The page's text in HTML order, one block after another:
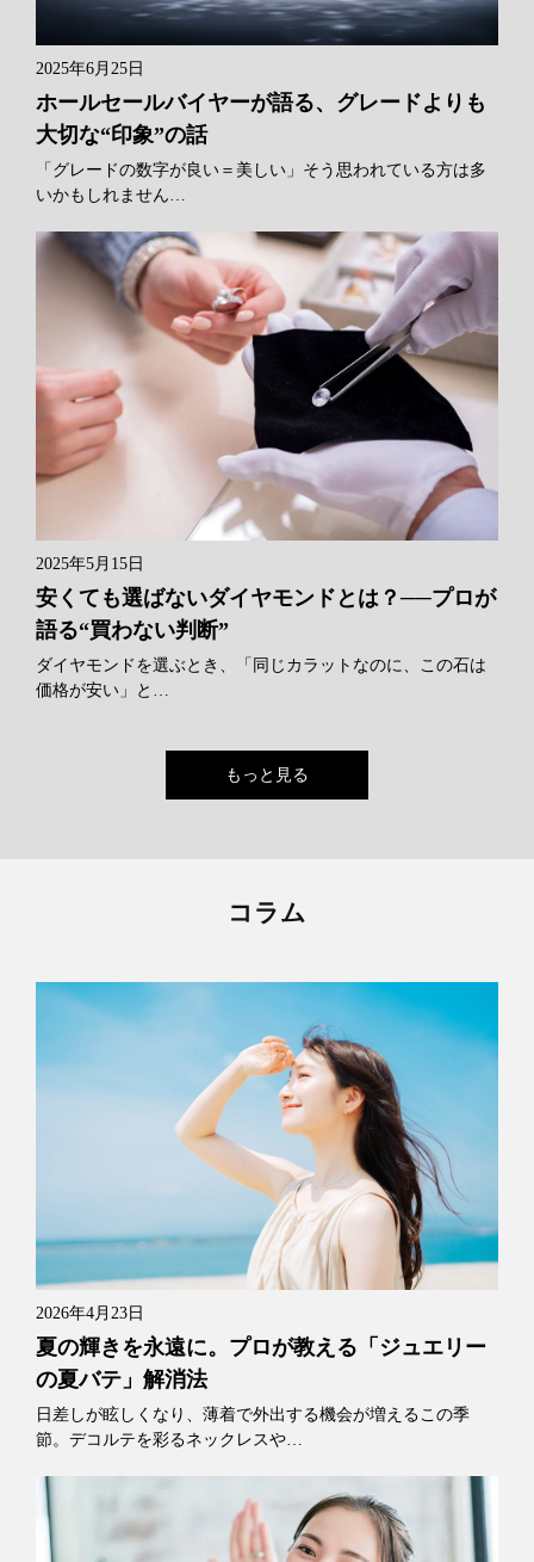
2025年6月25日
ホールセールバイヤーが語る、グレードよりも
大切な“印象”の話
「グレードの数字が良い＝美しい」そう思われている方は多
いかもしれません…
2025年5月15日
安くても選ばないダイヤモンドとは？──プロが
語る“買わない判断”
ダイヤモンドを選ぶとき、「同じカラットなのに、この石は
価格が安い」と…
もっと見る
コラム
2026年4月23日
夏の輝きを永遠に。プロが教える「ジュエリー
の夏バテ」解消法
日差しが眩しくなり、薄着で外出する機会が増えるこの季
節。デコルテを彩るネックレスや…